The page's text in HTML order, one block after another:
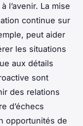
l’avenir. La mise
continue sur
peut aider
les situations
aux détails
sont
des relations
d’échecs
opportunités de